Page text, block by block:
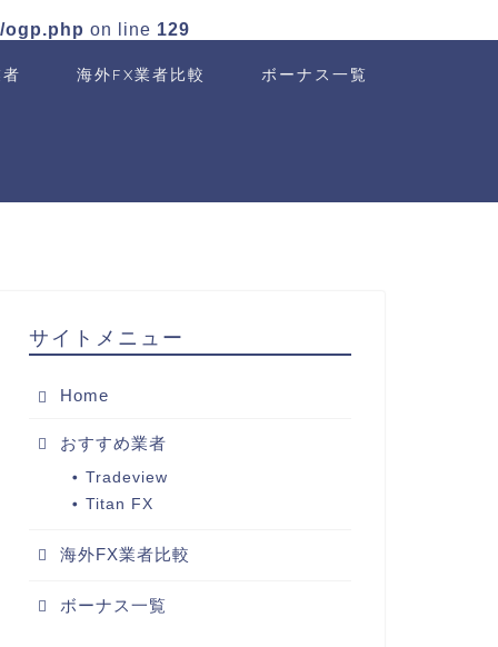
ogp.php on line 129
海外FX業者比較 ボーナス一覧
サイトメニュー
Home
おすすめ業者
Tradeview
Titan FX
海外FX業者比較
ボーナス一覧